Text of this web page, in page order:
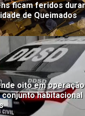
ficam feridos
de Queimados
oito em
conjunto habitacional